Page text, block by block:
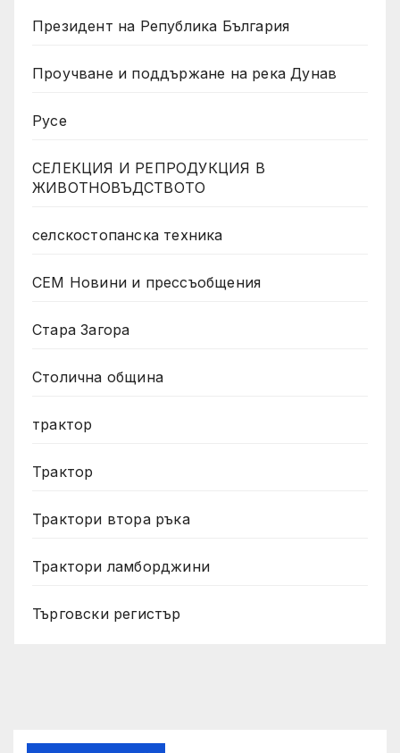
Президент на Република България
Проучване и поддържане на река Дунав
Русе
СЕЛЕКЦИЯ И РЕПРОДУКЦИЯ В
ЖИВОТНОВЪДСТВОТО
селскостопанска техника
СЕМ Новини и прессъобщения
Стара Загора
Столична община
трактор
Трактор
Трактори втора ръка
Трактори ламборджини
Търговски регистър